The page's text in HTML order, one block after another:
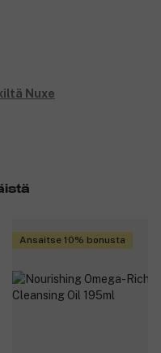
Nuxe
Ansaitse 10% bonusta